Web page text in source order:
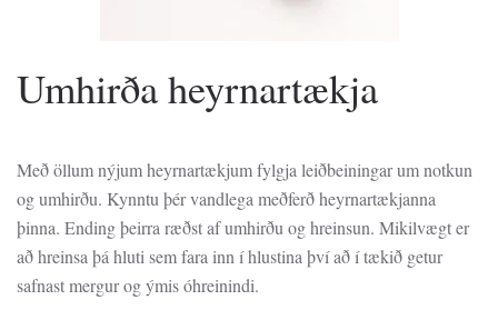
Umhirða heyrnartækja
Með öllum nýjum heyrnartækjum fylgja leiðbeiningar um notkun
og umhirðu. Kynntu þér vandlega meðferð heyrnartækjanna
þinna. Ending þeirra ræðst af umhirðu og hreinsun. Mikilvægt er
að hreinsa þá hluti sem fara inn í hlustina því að í tækið getur
safnast mergur og ýmis óhreinindi.